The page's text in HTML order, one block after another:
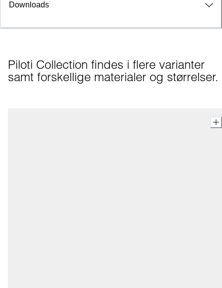
Downloads
Piloti Collection findes i flere varianter
samt forskellige materialer og størrelser.